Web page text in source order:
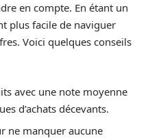
en compte. En étant un
plus facile de naviguer
Voici quelques conseils
avec une note moyenne
d’achats décevants.
ne manquer aucune